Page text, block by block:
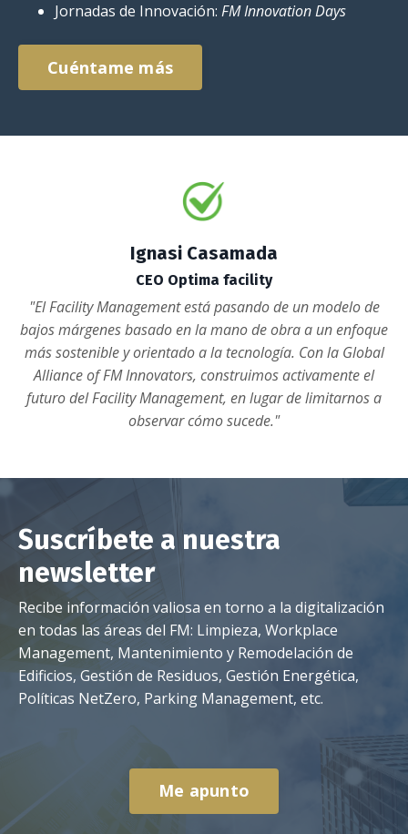
Jornadas de Innovación: FM Innovation Days
Cuéntame más
Ignasi Casamada
CEO Optima facility
"El Facility Management está pasando de un modelo de
bajos márgenes basado en la mano de obra a un enfoque
más sostenible y orientado a la tecnología. Con la Global
Alliance of FM Innovators, construimos activamente el
futuro del Facility Management, en lugar de limitarnos a
observar cómo sucede."
Suscríbete a nuestra
newsletter
Recibe información valiosa en torno a la digitalización
en todas las áreas del FM: Limpieza, Workplace
Management, Mantenimiento y Remodelación de
Edificios, Gestión de Residuos, Gestión Energética,
Políticas NetZero, Parking Management, etc.
Me apunto